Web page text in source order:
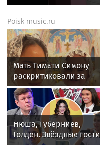
Poisk-music.ru
Мать Тимати Симону
раскритиковали за
неудачные фото
возлюбленной сына
Валентины
Нюша, Губерниев,
Голден. Звёздные гости
«Дня физкультурника»